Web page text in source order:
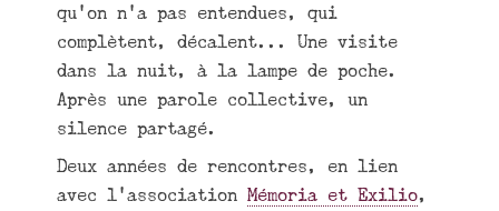
qu’on n’a pas entendues, qui
complètent, décalent... Une visite
dans la nuit, à la lampe de poche.
Après une parole collective, un
silence partagé.
Deux années de rencontres, en lien
avec l’associationMémoria et Exilio,